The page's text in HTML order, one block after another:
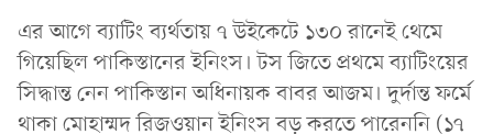
এর আগে ব্যাটিং ব্যর্থতায় ৭ উইকেটে ১৩০ রানেই থেমে
গিয়েছিল পাকিস্তানের ইনিংস। টস জিতে প্রথমে ব্যাটিংয়ের
সিদ্ধান্ত নেন পাকিস্তান অধিনায়ক বাবর আজম। দুর্দান্ত ফর্মে
থাকা মোহাম্মদ রিজওয়ান ইনিংস বড় করতে পারেননি (১৭